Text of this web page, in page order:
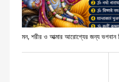
মন, শরীর ও আত্মার আরোগ্যের জন্য ভগবান